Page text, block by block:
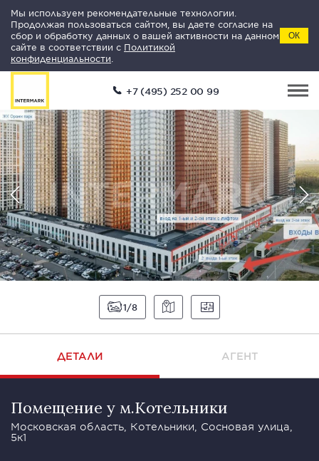
Мы используем рекомендательные технологии.
Продолжая пользоваться сайтом, вы даете согласие на
сбор и обработку данных о вашей активности на данном
сайте в соответствии с Политикой
конфиденциальности
ОК
+7 (495) 252 00 99
1 8
ДЕТАЛИ АГЕНТ
Помещение у м.Котельники
Московская область, Котельники, Сосновая улица,
5к1